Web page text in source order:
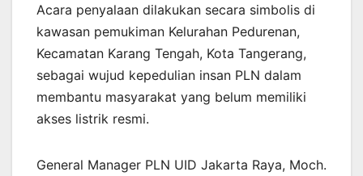
Acara penyalaan dilakukan secara simbolis di
kawasan pemukiman Kelurahan Pedurenan,
Kecamatan Karang Tengah, Kota Tangerang,
sebagai wujud kepedulian insan PLN dalam
membantu masyarakat yang belum memiliki
akses listrik resmi.
General Manager PLN UID Jakarta Raya, Moch.